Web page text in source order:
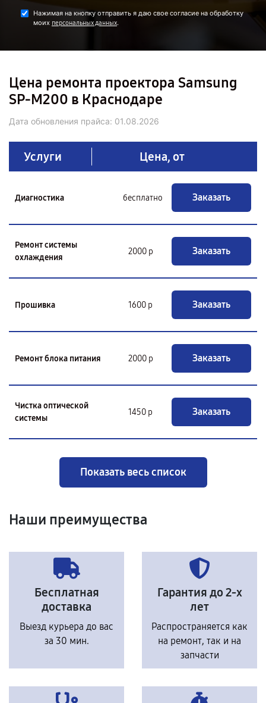
Нажимая на кнопку отправить я даю свое согласие на обработку
моих персональных данных.
Цена ремонта проектора Samsung
SP-M200 в Краснодаре
Дата обновления прайса: 01.08.2026
Услуги Цена, от
Диагностика бесплатно Заказать
Ремонт системы
охлаждения
2000 р Заказать
Прошивка 1600 р Заказать
Ремонт блока питания 2000 р Заказать
Чистка оптической
системы
1450 р Заказать
Показать весь список
Наши преимущества
Бесплатная
доставка
Выезд курьера до вас
за 30 мин.
Гарантия до 2-х
лет
Распространяется как
на ремонт, так и на
запчасти